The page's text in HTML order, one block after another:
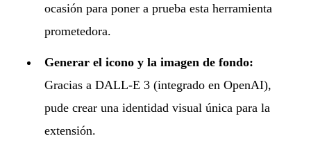
ocasión para poner a prueba esta herramienta
prometedora.
Generar el icono y la imagen de fondo:
Gracias a DALL-E 3 (integrado en OpenAI),
pude crear una identidad visual única para la
extensión.